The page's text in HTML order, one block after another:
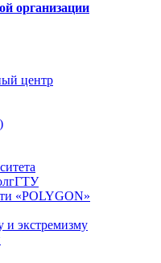
организации
центр
«POLYGON»
и экстремизму